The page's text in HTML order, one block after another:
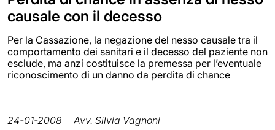
causale con il decesso
Per la Cassazione, la negazione del nesso causale tra il
comportamento dei sanitari e il decesso del paziente non
esclude, ma anzi costituisce la premessa per l’eventuale
riconoscimento di un danno da perdita di chance
24-01-2008 Avv. Silvia Vagnoni